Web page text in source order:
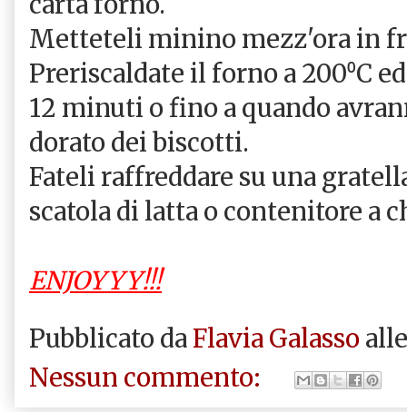
Metteteli minino mezz'ora in
Preriscaldate il forno a 200⁰C
12 minuti o fino a quando
dorato dei biscotti.
Fateli raffreddare su una
scatola di latta o contenitore a
ENJOYYY!!!
Pubblicato da Flavia Galasso
Nessun commento: